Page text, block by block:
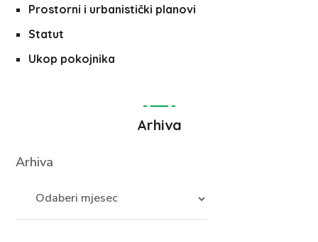
Prostorni i urbanistički planovi
Statut
Ukop pokojnika
Arhiva
Arhiva